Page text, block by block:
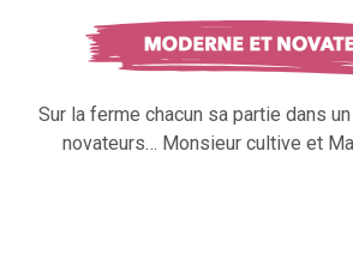
Sur la ferme chacun sa partie dans
novateurs… Monsieur cultive et